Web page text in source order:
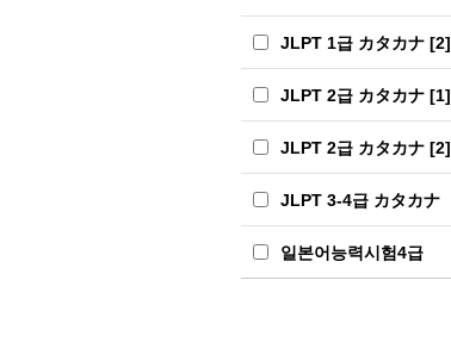
JLPT 1급 カタカナ [2]
JLPT 2급 カタカナ [1]
JLPT 2급 カタカナ [2]
JLPT 3-4급 カタカナ
일본어능력시험4급